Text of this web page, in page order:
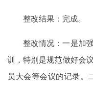
整改结果：完成。
整改情况：一是加
训，特别是规范做好会
员大会等会议的记录。